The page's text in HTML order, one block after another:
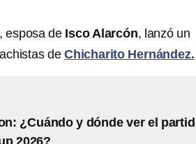
, esposa de Isco Alarcón, lanzó un
de Chicharito Hernández.
¿Cuándo y dónde ver el
2026?